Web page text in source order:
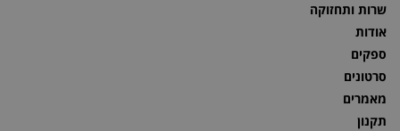
שרות ותחזוקה
אודות
ספקים
סרטונים
מאמרים
תקנון